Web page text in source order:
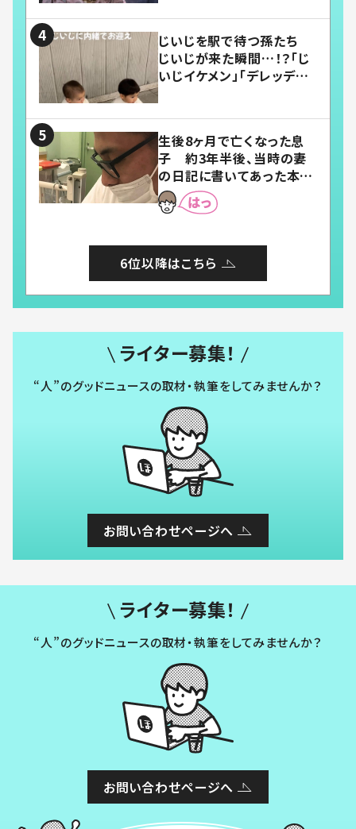
じいじを駅で待つ孫たち
じいじが来た瞬間…！？「じ
いじイケメン」「デレッデレ」
生後8ヶ月で亡くなった息
子 約3年半後、当時の妻
の日記に書いてあった本音
とは
6位以降はこちら
ライター募集！
“人”のグッドニュースの取材・執筆をしてみませんか？
お問い合わせページへ
ライター募集！
“人”のグッドニュースの取材・執筆をしてみませんか？
お問い合わせページへ